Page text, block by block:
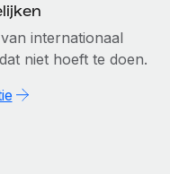
internationaal
niet hoeft te doen.